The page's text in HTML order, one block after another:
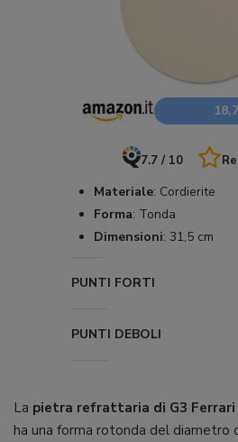
7.7 / 10
Materiale: Cordierite
Forma: Tonda
Dimensioni: 31,5 cm
PUNTI FORTI
PUNTI DEBOLI
La pietra refrattaria di G3 Ferrari
ha una forma rotonda del diametro